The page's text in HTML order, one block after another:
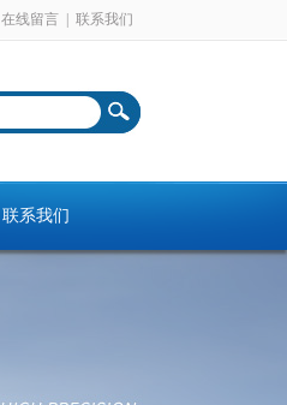
在线留言 联系我们
联系我们